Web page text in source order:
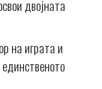
двојната
на играта и